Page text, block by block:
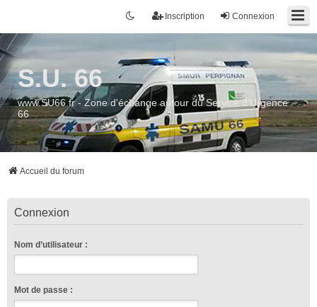
Connexion
Inscription
S.U. 66
www.SU66.fr - Zone d'échange autour du Service d'Urgence
66
Accueil du forum
Connexion
Nom d’utilisateur :
Mot de passe :